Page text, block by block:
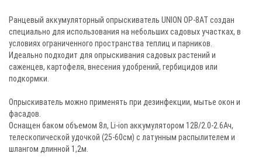
Ранцевый аккумуляторный опрыскиватель UNION OP-8AT создан
специально для использования на небольших садовых участках, в
условиях ограниченного пространства теплиц и парников.
Идеально подходит для опрыскивания садовых растений и
саженцев, картофеля, внесения удобрений, гербицидов или
подкормки.
Опрыскиватель можно применять при дезинфекции, мытье окон и
фасадов.
Оснащен баком объемом 8л, Li-ion аккумулятором 12В/2.0-2.6Ач,
телескопической удочкой (25-60см) с латунным распылителем и
шлангом длинной 1,2м.